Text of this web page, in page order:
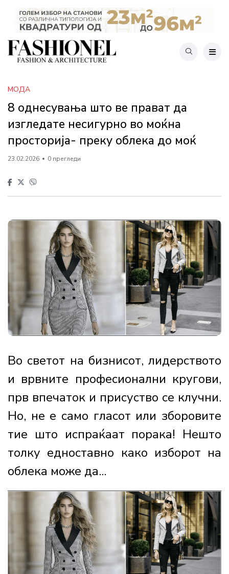
МОДА
8 однесувања што ве прават да
изгледате несигурно во моќна
просторија- преку облека до моќ
23.02.2026 0 прегледи
Во светот на бизнисот, лидерството
и врвните професионални кругови,
прв впечаток и присуство се клучни.
Но, не е само гласот или зборовите
тие што испраќаат порака! Нешто
толку едноставно како изборот на
облека може да...